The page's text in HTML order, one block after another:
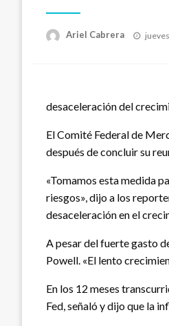
Ariel Cabrera
desaceleración del
El Comité Federal de
después de concluir su
«Tomamos esta medida
riesgos», dijo a los
desaceleración en el
A pesar del fuerte gasto
Powell. «El lento
En los 12 meses
Fed, señaló y dijo que la